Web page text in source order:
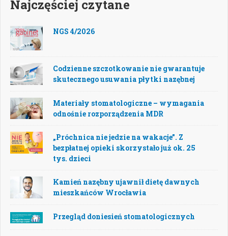
Najczęściej czytane
NGS 4/2026
Codzienne szczotkowanie nie gwarantuje
skutecznego usuwania płytki nazębnej
Materiały stomatologiczne – wymagania
odnośnie rozporządzenia MDR
„Próchnica nie jedzie na wakacje”. Z
bezpłatnej opieki skorzystało już ok. 25
tys. dzieci
Kamień nazębny ujawnił dietę dawnych
mieszkańców Wrocławia
Przegląd doniesień stomatologicznych